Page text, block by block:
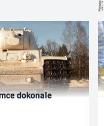
dokonale